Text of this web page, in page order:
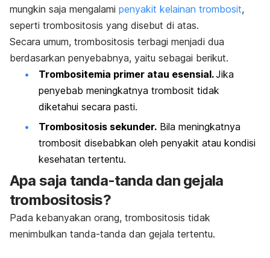
mungkin saja mengalami penyakit kelainan trombosit,
seperti trombositosis yang disebut di atas.
Secara umum, trombositosis terbagi menjadi dua
berdasarkan penyebabnya, yaitu sebagai berikut.
Trombositemia primer atau esensial.Jika
penyebab meningkatnya trombosit tidak
diketahui secara pasti.
Trombositosis sekunder. Bila meningkatnya
trombosit disebabkan oleh penyakit atau kondisi
kesehatan tertentu.
Apa saja tanda-tanda dan gejala
trombositosis?
Pada kebanyakan orang, trombositosis tidak
menimbulkan tanda-tanda dan gejala tertentu.